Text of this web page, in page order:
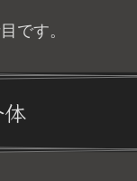
です。
体